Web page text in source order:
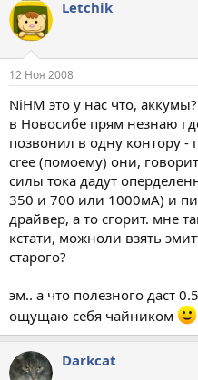
Letchik
12 Ноя 2008
NiHM это у нас что,
в Новосибе прям незнаю
позвонил в одну контору
cree (помоему) они,
силы тока дадут
350 и 700 или 1000мА) и
драйвер, а то сгорит. мне
кстати, можноли взять
старого?
эм.. а что полезного даст
ощущаю себя чайником
Darkcat